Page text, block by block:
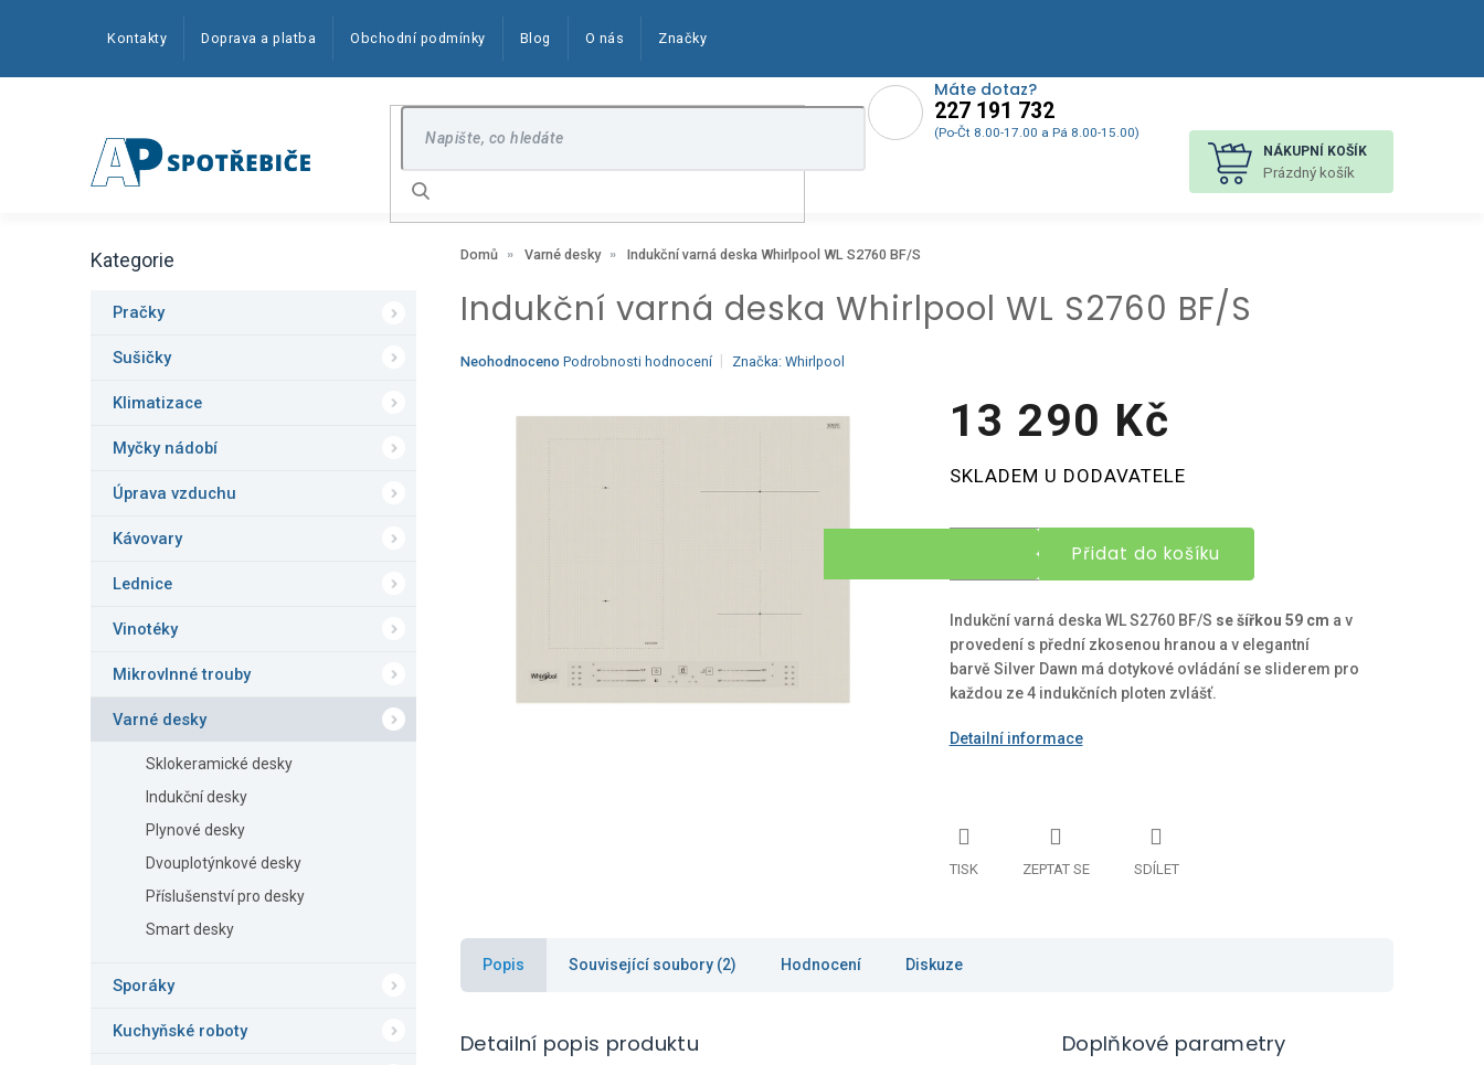
Máte dotaz?
227 191 732
(Po-Čt 8.00-17.00 a Pá 8.00-15.00)
Kontakty Doprava a platba Obchodní podmínky Blog O nás Značky
Hledat
NÁKUPNÍ KOŠÍK
Prázdný košík
o
Přeskočit
Kategorie
Pračky
Sušičky
Klimatizace
Myčky nádobí
Úprava vzduchu
Kávovary
Lednice
Vinotéky
Mikrovlnné trouby
Varné desky
Sklokeramické desky
Indukční desky
Plynové desky
Dvouplotýnkové desky
Příslušenství pro desky
Smart desky
Sporáky
Kuchyňské roboty
Domů Varné desky Indukční varná deska Whirlpool WL S2760 BF/S
Indukční varná deska Whirlpool WL S2760 BF/S
Průměrné
Neohodnoceno Podrobnosti hodnocení Značka: Whirlpool
13 290 Kč
cena:
SKLADEM U DODAVATELE
Přidat do košíku
Indukční varná deska WL S2760 BF/S se šířkou 59 cm a v
provedení s přední zkosenou hranou a v elegantní
barvě Silver Dawn má dotykové ovládání se sliderem pro
každou ze 4 indukčních ploten zvlášť.
Detailní informace
TISK ZEPTAT SE SDÍLET
Popis Související soubory (2) Hodnocení Diskuze
Detailní popis produktu Doplňkové parametry